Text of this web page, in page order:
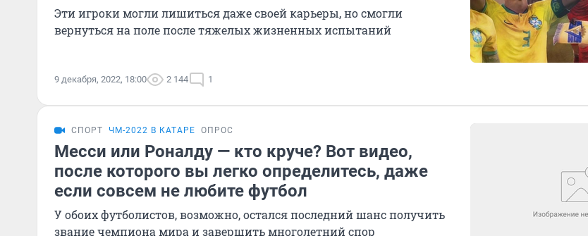
Эти игроки могли лишиться даже своей карьеры, но смогли
вернуться на поле после тяжелых жизненных испытаний
9 декабря, 2022, 18:00 2 144 1
СПОРТ ЧМ-2022 В КАТАРЕ ОПРОС
Месси или Роналду — кто круче? Вот видео,
после которого вы легко определитесь, даже
если совсем не любите футбол
У обоих футболистов, возможно, остался последний шанс получить
звание чемпиона мира и завершить многолетний спор